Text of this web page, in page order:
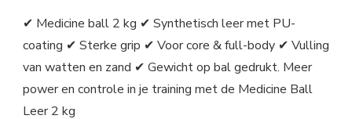
✔ Medicine ball 2 kg ✔ Synthetisch leer met PU-
coating ✔ Sterke grip ✔ Voor core & full-body ✔ Vulling
van watten en zand ✔ Gewicht op bal gedrukt. Meer
power en controle in je training met de Medicine Ball
Leer 2 kg